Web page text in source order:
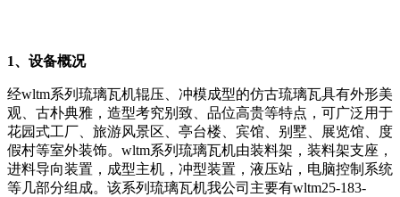
1、设备概况
经wltm系列琉璃瓦机辊压、冲模成型的仿古琉璃瓦具有外形美
观、古朴典雅，造型考究别致、品位高贵等特点，可广泛用于
花园式工厂、旅游风景区、亭台楼、宾馆、别墅、展览馆、度
假村等室外装饰。wltm系列琉璃瓦机由装料架，装料架支座，
进料导向装置，成型主机，冲型装置，液压站，电脑控制系统
等几部分组成。该系列琉璃瓦机我公司主要有wltm25-183-